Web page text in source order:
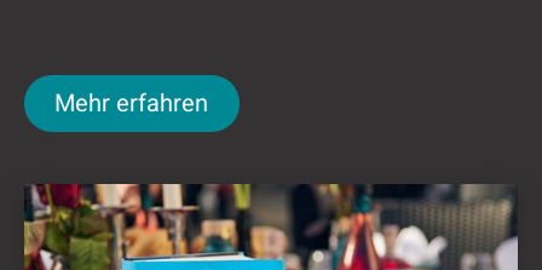
Mehr erfahren
Mehr erfahren